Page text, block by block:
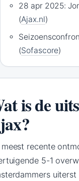
28 apr 2025:
(Ajax.nl)
(Sofascore)
is de
meest recente
5-1